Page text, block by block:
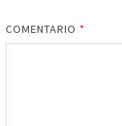
COMENTARIO *